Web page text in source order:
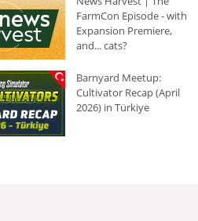
FarmCon Episode - with
Expansion Premiere,
and... cats?
Barnyard Meetup:
Cultivator Recap (April
2026) in Türkiye